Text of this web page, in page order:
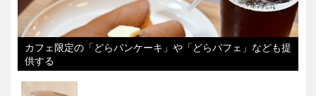
カフェ限定の「どらパンケーキ」や「どらパフェ」なども提
供する